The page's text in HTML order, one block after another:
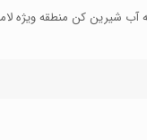
شیرین کن منطقه ویژه